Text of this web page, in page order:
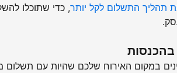
תהליך התשלום לקל יותר, כדי שתוכלו
בהכנסות
במקום האירוח שלכם שהיות עם